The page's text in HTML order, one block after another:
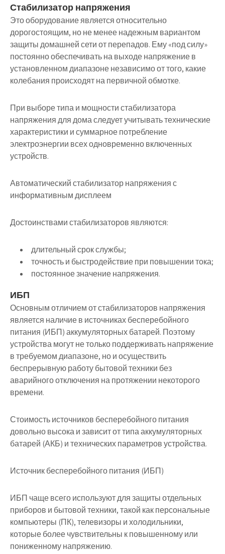
Стабилизатор напряжения
Это оборудование является относительно
дорогостоящим, но не менее надежным вариантом
защиты домашней сети от перепадов. Ему «под силу»
постоянно обеспечивать на выходе напряжение в
установленном диапазоне независимо от того, какие
колебания происходят на первичной обмотке.
При выборе типа и мощности стабилизатора
напряжения для дома следует учитывать технические
характеристики и суммарное потребление
электроэнергии всех одновременно включенных
устройств.
Автоматический стабилизатор напряжения с
информативным дисплеем
Достоинствами стабилизаторов являются:
длительный срок службы;
точность и быстродействие при повышении тока;
постоянное значение напряжения.
ИБП
Основным отличием от стабилизаторов напряжения
является наличие в источниках бесперебойного
питания (ИБП) аккумуляторных батарей. Поэтому
устройства могут не только поддерживать напряжение
в требуемом диапазоне, но и осуществить
беспрерывную работу бытовой техники без
аварийного отключения на протяжении некоторого
времени.
Стоимость источников бесперебойного питания
довольно высока и зависит от типа аккумуляторных
батарей (АКБ) и технических параметров устройства.
Источник бесперебойного питания (ИБП)
ИБП чаще всего используют для защиты отдельных
приборов и бытовой техники, такой как персональные
компьютеры (ПК), телевизоры и холодильники,
которые более чувствительны к повышенному или
пониженному напряжению.